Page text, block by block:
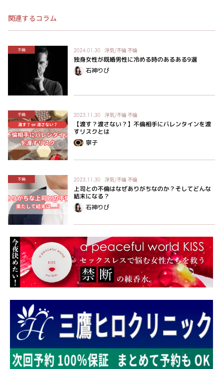
関連するコラム
不倫 2024.01.30 浮気/不倫 不倫
独身女性が既婚男性に冷める時のあるある9選
石神りぴ
不倫 2023.11.30 浮気/不倫 不倫
【渡す？渡さない？】不倫相手にバレンタインを渡
すリスクとは
寧子
不倫 2023.11.30 浮気/不倫 不倫
上司との不倫はなぜありがちなのか？そしてどんな
結末になる？
石神りぴ